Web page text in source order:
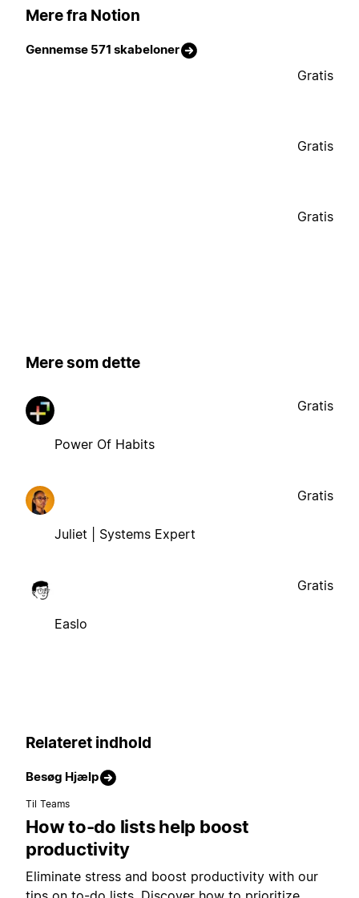
Mere fra Notion
Gennemse 571 skabeloner
Gratis
Gratis
Gratis
Mere som dette
Power Of Habits
Gratis
Juliet | Systems Expert
Gratis
Easlo
Gratis
Relateret indhold
Besøg Hjælp
Til Teams
How to-do lists help boost
productivity
Eliminate stress and boost productivity with our